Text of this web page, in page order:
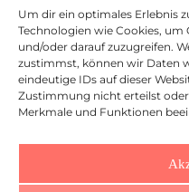
Um dir ein optimales Erlebnis
Technologien wie Cookies,
und/oder darauf zuzugreifen.
zustimmst, können wir Daten
eindeutige IDs auf dieser
Zustimmung nicht erteilst
Merkmale und Funktionen